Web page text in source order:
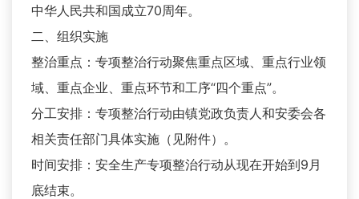
中华人民共和国成立70周年。
二、组织实施
整治重点：专项整治行动聚焦重点区域、重点行业领
域、重点企业、重点环节和工序“四个重点”。
分工安排：专项整治行动由镇党政负责人和安委会各
相关责任部门具体实施（见附件）。
时间安排：安全生产专项整治行动从现在开始到9月
底结束。